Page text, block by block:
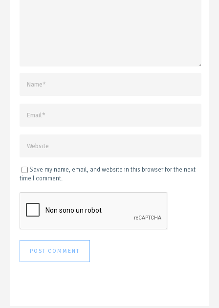
Save my name, email, and website in this browser for the next
time I comment.